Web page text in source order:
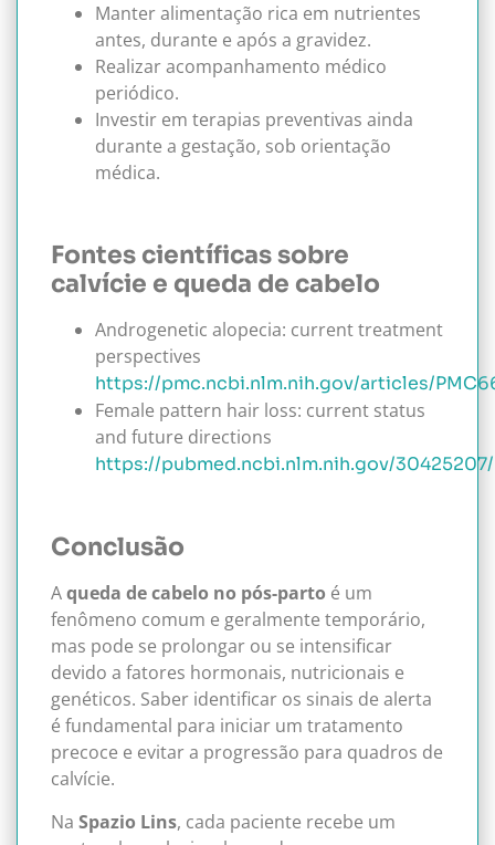
Manter alimentação rica em nutrientes
antes, durante e após a gravidez.
Realizar acompanhamento médico
periódico.
Investir em terapias preventivas ainda
durante a gestação, sob orientação
médica.
Fontes científicas sobre
calvície e queda de cabelo
Androgenetic alopecia: current treatment
perspectives
https://pmc.ncbi.nlm.nih.gov/articles/
Female pattern hair loss: current status
and future directions
https://pubmed.ncbi.nlm.nih.gov/30425207/
Conclusão
Aqueda de cabelo no pós-parto é um
fenômeno comum e geralmente temporário,
mas pode se prolongar ou se intensificar
devido a fatores hormonais, nutricionais e
genéticos. Saber identificar os sinais de alerta
é fundamental para iniciar um tratamento
precoce e evitar a progressão para quadros de
calvície.
Na Spazio Lins, cada paciente recebe um